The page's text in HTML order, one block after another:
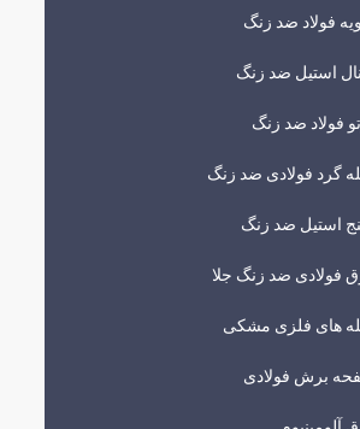
فولاد ضد زنگ
استیل ضد زنگ
فولاد ضد زنگ
گرد فولادی ضد زنگ
استیل ضد زنگ
فولادی ضد زنگ جلا
های فلزی مشکی
برش فولادی